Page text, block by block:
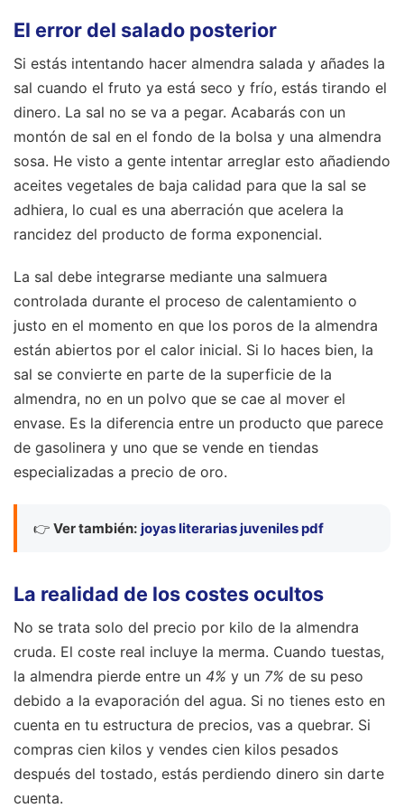
El error del salado posterior
Si estás intentando hacer almendra salada y añades la
sal cuando el fruto ya está seco y frío, estás tirando el
dinero. La sal no se va a pegar. Acabarás con un
montón de sal en el fondo de la bolsa y una almendra
sosa. He visto a gente intentar arreglar esto añadiendo
aceites vegetales de baja calidad para que la sal se
adhiera, lo cual es una aberración que acelera la
rancidez del producto de forma exponencial.
La sal debe integrarse mediante una salmuera
controlada durante el proceso de calentamiento o
justo en el momento en que los poros de la almendra
están abiertos por el calor inicial. Si lo haces bien, la
sal se convierte en parte de la superficie de la
almendra, no en un polvo que se cae al mover el
envase. Es la diferencia entre un producto que parece
de gasolinera y uno que se vende en tiendas
especializadas a precio de oro.
👉 Ver también: joyas literarias juveniles pdf
La realidad de los costes ocultos
No se trata solo del precio por kilo de la almendra
cruda. El coste real incluye la merma. Cuando tuestas,
la almendra pierde entre un 4% y un 7% de su peso
debido a la evaporación del agua. Si no tienes esto en
cuenta en tu estructura de precios, vas a quebrar. Si
compras cien kilos y vendes cien kilos pesados
después del tostado, estás perdiendo dinero sin darte
cuenta.